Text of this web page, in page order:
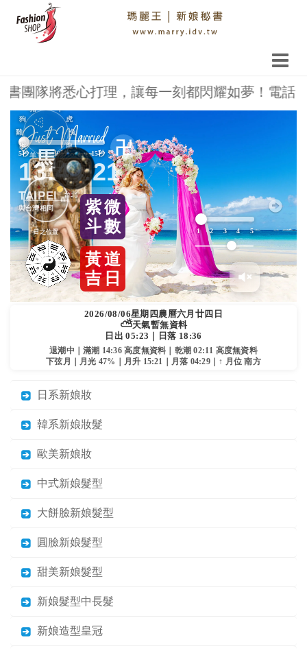
團隊將悉心打理，讓每一刻都閃耀如夢！電話
紫微
斗數
黃道
吉日
1 2 3 4 5
5秒 10秒 15秒 卍
13:44:21
TAIPEI
與台灣相同
虎
兔
龍
蛇
馬
羊
猴
雞
狗
東 西
日之位置
Previous
2026/08/06星期四農曆六月廿四日
⛅天氣暫無資料
日出 05:23｜日落 18:36
退潮中｜滿潮 14:36 高度無資料｜乾潮 02:11 高度無資料
下弦月｜月光 47%｜月升 15:21｜月落 04:29｜↑ 月位 南方
日系新娘妝
韓系新娘妝髮
歐美新娘妝
中式新娘髮型
大餅臉新娘髮型
圓臉新娘髮型
甜美新娘髮型
新娘髮型中長髮
新娘造型皇冠